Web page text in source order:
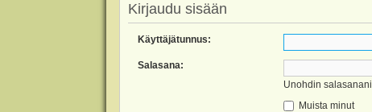
Kirjaudu sisään
Käyttäjätunnus:
Salasana:
Unohdin salasanani
Muista minut